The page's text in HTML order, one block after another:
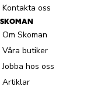
Kontakta oss
SKOMAN
Om Skoman
Våra butiker
Jobba hos oss
Artiklar